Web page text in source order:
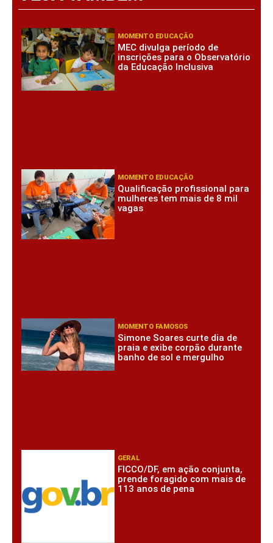
MOMENTO EDUCAÇÃO
MEC divulga período de
inscrições para o Observatório
da Educação Inclusiva
MOMENTO EDUCAÇÃO
Qualificação profissional para
mulheres tem mais de 8 mil
vagas
MOMENTO FAMOSOS
Simone Soares curte dia de
praia e exibe corpão durante
banho de sol e mergulho
GERAL
FICCO/DF, em ação conjunta,
prende foragido com mais de
113 anos de pena